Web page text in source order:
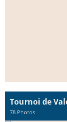
Tournoi de
78 Photos